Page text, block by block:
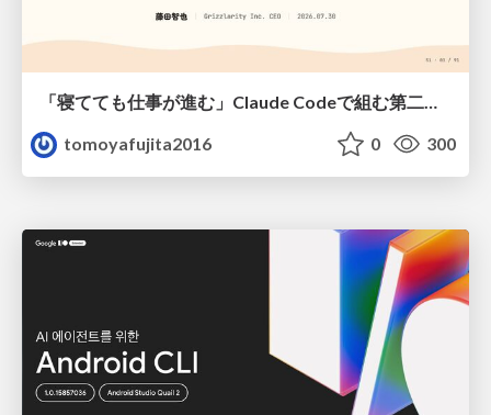
tomoyafujita2016
0 300